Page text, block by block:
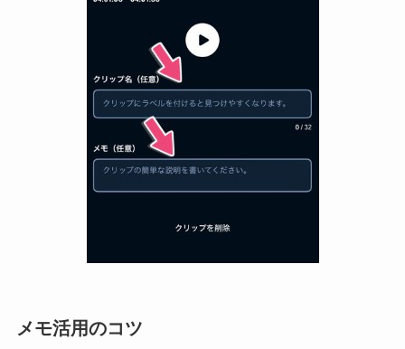
メモ活用のコツ